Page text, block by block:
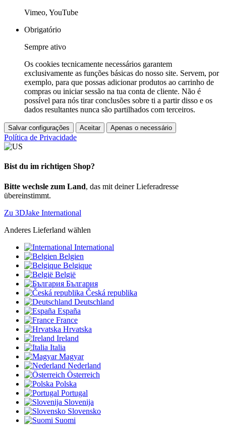
Vimeo, YouTube
Obrigatório
Sempre ativo
Os cookies tecnicamente necessários garantem
exclusivamente as funções básicas do nosso site. Servem, por
exemplo, para que possas adicionar produtos ao carrinho de
compras ou iniciar sessão na tua conta de cliente. Não é
possível para nós tirar conclusões sobre ti a partir disso e os
dados resultantes nunca são partilhados com terceiros.
Salvar configurações Aceitar Apenas o necessário
Política de Privacidade
Bist du im richtigen Shop?
Bitte wechsle zum Land, das mit deiner Lieferadresse
übereinstimmt.
Zu 3DJake International
Anderes Lieferland wählen
International
Belgien
Belgique
België
България
Česká republika
Deutschland
España
France
Hrvatska
Ireland
Italia
Magyar
Nederland
Österreich
Polska
Portugal
Slovenija
Slovensko
Suomi